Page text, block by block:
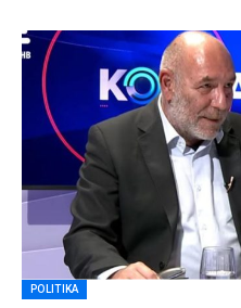
POLITIKA